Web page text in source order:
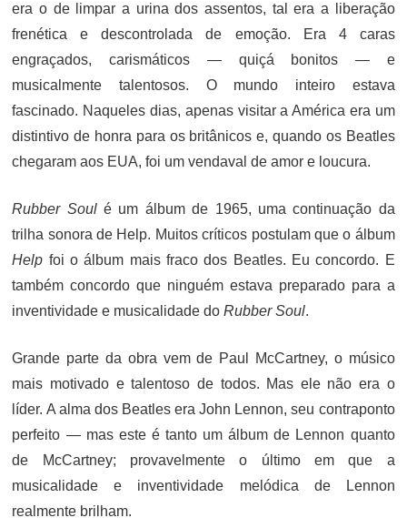
era o de limpar a urina dos assentos, tal era a liberação
frenética e descontrolada de emoção. Era 4 caras
engraçados, carismáticos — quiçá bonitos — e
musicalmente talentosos. O mundo inteiro estava
fascinado. Naqueles dias, apenas visitar a América era um
distintivo de honra para os britânicos e, quando os Beatles
chegaram aos EUA, foi um vendaval de amor e loucura.
Rubber Soulé um álbum de 1965, uma continuação da
trilha sonora de Help. Muitos críticos postulam que o álbum
Help foi o álbum mais fraco dos Beatles. Eu concordo. E
também concordo que ninguém estava preparado para a
inventividade e musicalidade doRubber Soul.
Grande parte da obra vem de Paul McCartney, o músico
mais motivado e talentoso de todos. Mas ele não era o
líder. A alma dos Beatles era John Lennon, seu contraponto
perfeito — mas este é tanto um álbum de Lennon quanto
de McCartney; provavelmente o último em que a
musicalidade e inventividade melódica de Lennon
realmente brilham.